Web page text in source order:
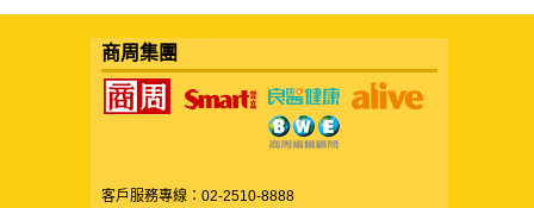
商周集團
客戶服務專線：02-2510-8888